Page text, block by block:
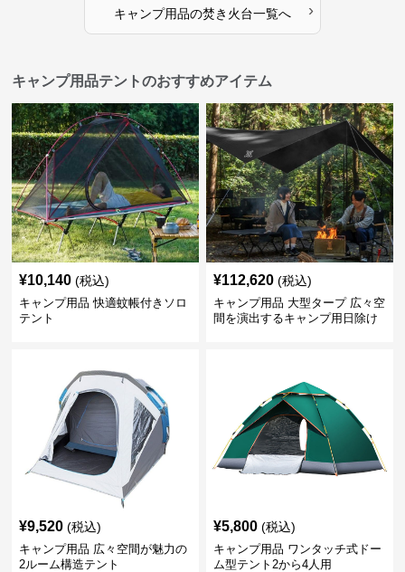
キャンプ用品の焚き火台一覧へ ›
キャンプ用品テントのおすすめアイテム
¥10,140 (税込)
キャンプ用品 快適蚊帳付きソロ
テント
¥112,620 (税込)
キャンプ用品 大型タープ 広々空
間を演出するキャンプ用日除け
¥9,520 (税込)
キャンプ用品 広々空間が魅力の
2ルーム構造テント
¥5,800 (税込)
キャンプ用品 ワンタッチ式ドー
ム型テント2から4人用